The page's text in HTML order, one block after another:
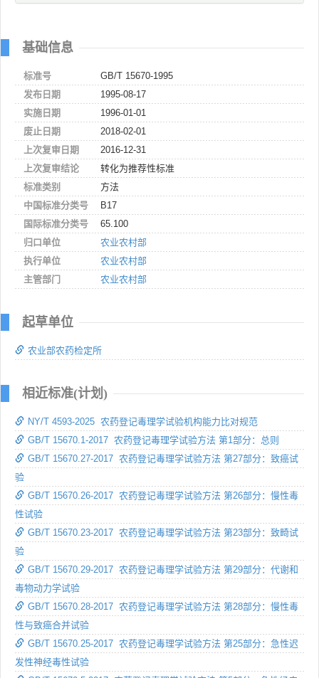
基础信息
标准号
GB/T 15670-1995
发布日期
1995-08-17
实施日期
1996-01-01
废止日期
2018-02-01
上次复审日期
2016-12-31
上次复审结论
转化为推荐性标准
标准类别
方法
中国标准分类号
B17
国际标准分类号
65.100
归口单位
农业农村部
执行单位
农业农村部
主管部门
农业农村部
起草单位
农业部农药检定所
相近标准(计划)
NY/T 4593-2025 农药登记毒理学试验机构能力比对规范
GB/T 15670.1-2017 农药登记毒理学试验方法 第1部分：总则
GB/T 15670.27-2017 农药登记毒理学试验方法 第27部分：致癌试
验
GB/T 15670.26-2017 农药登记毒理学试验方法 第26部分：慢性毒
性试验
GB/T 15670.23-2017 农药登记毒理学试验方法 第23部分：致畸试
验
GB/T 15670.29-2017 农药登记毒理学试验方法 第29部分：代谢和
毒物动力学试验
GB/T 15670.28-2017 农药登记毒理学试验方法 第28部分：慢性毒
性与致癌合并试验
GB/T 15670.25-2017 农药登记毒理学试验方法 第25部分：急性迟
发性神经毒性试验